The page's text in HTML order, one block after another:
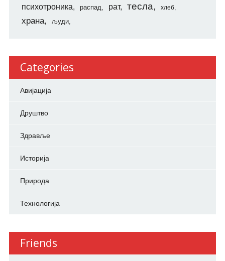
психотроника распад рат тесла хлеб
храна људи
Categories
Авијација
Друштво
Здравље
Историја
Природа
Технологија
Friends